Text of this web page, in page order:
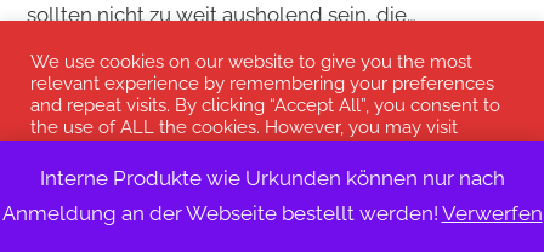
Interne Produkte wie Urkunden können nur nach
Anmeldung an der Webseite bestellt werden! Verwerfen
sollten nicht zu weit ausholend sein, die…
Weiterlesen …
We use cookies on our website to give you the most
relevant experience by remembering your preferences
and repeat visits. By clicking “Accept All”, you consent to
the use of ALL the cookies. However, you may visit